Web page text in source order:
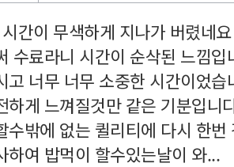
간이 무색하게 지나가 버렸네
수료라니 시간이 순삭된 느낌
고 너무 너무 소중한 시간이었
하게 느껴질것만 같은 기분입니
수밖에 없는 퀼리티에 다시 한
하여 밥먹이 할수있는날이 와...